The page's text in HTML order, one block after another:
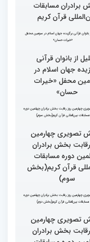
ایران است
تصویری سومین
قرآنی «خیرات
دوم)
پنجمین روز رقابت
برادران مسابقات
قرآن کریم
از بانوان قرآنی
جهان اسلام در
محفل «خیرات
حسان»